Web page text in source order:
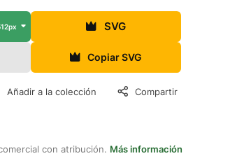
SVG
Copiar SVG
Añadir a la colección Compartir
con atribución. Más información